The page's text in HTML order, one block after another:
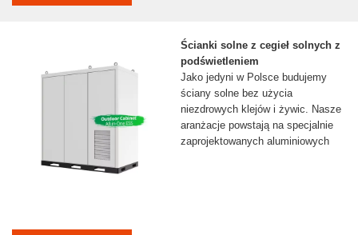
Ścianki solne z cegieł solnych z
podświetleniem
Jako jedyni w Polsce budujemy
ściany solne bez użycia
niezdrowych klejów i żywic. Nasze
aranżacje powstają na specjalnie
zaprojektowanych aluminiowych